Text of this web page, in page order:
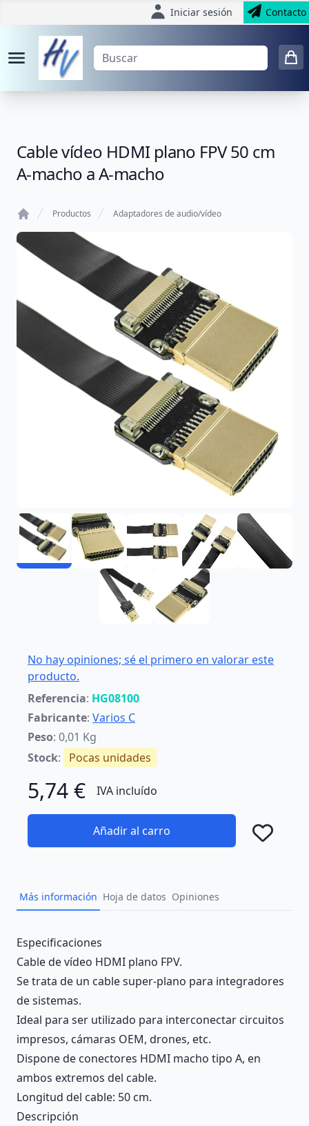
Iniciar sesión Contacto
Cable vídeo HDMI plano FPV 50 cm
A-macho a A-macho
Home
Productos Adaptadores de audio/vídeo
No hay opiniones; sé el primero en valorar este
producto.
Referencia: HG08100
Fabricante: Varios C
Peso: 0,01 Kg
Stock: Pocas unidades
5,74 € IVA incluído
Añadir al carro
Más información Hoja de datos Opiniones
Description
Especificaciones
Cable de vídeo HDMI plano FPV.
Se trata de un cable super-plano para integradores
de sistemas.
Ideal para ser utilizado para interconectar circuitos
impresos, cámaras OEM, drones, etc.
Dispone de conectores HDMI macho tipo A, en
ambos extremos del cable.
Longitud del cable: 50 cm.
Descripción